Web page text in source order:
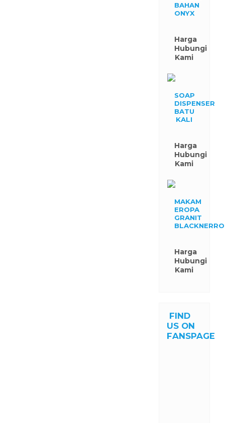
BAHAN
ONYX
Harga
Hubungi
Kami
SOAP
DISPENSER
BATU
KALI
Harga
Hubungi
Kami
MAKAM
EROPA
GRANIT
BLACKNERRO
Harga
Hubungi
Kami
FIND
US ON
FANSPAGE